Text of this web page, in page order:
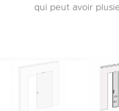
qui peut avoir